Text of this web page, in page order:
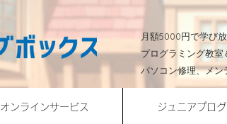
月額5000円で学び
プログラミング教室
パソコン修理、メ
オンラインサービス ジュニアプロ